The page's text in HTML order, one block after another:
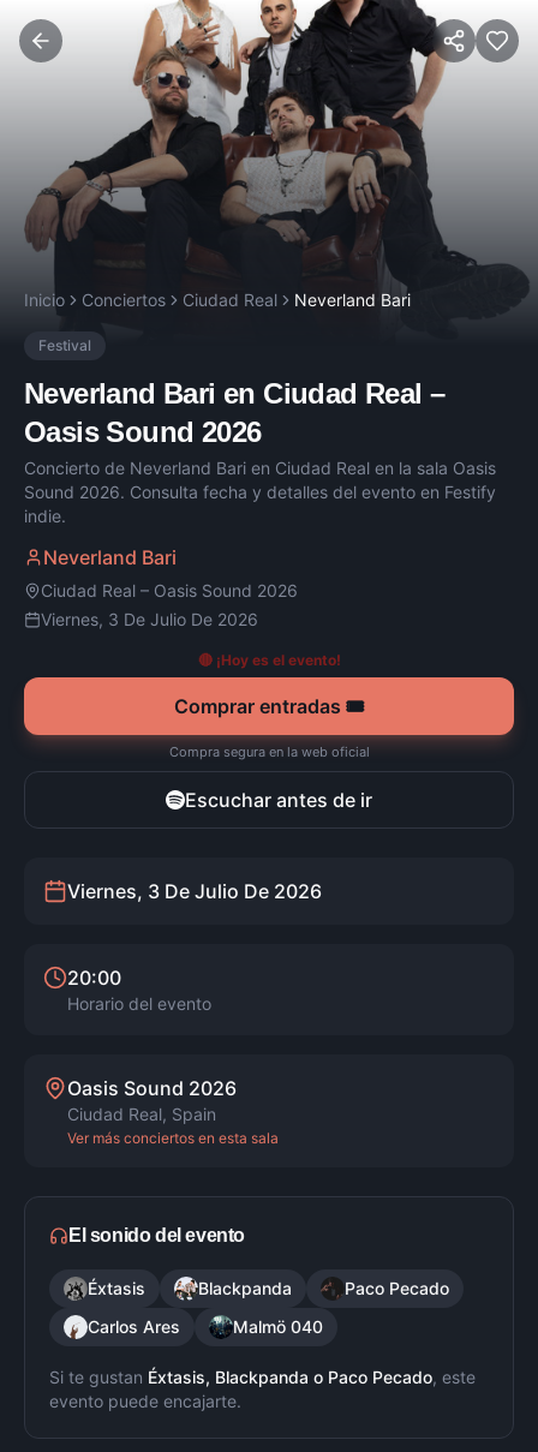
Inicio Conciertos Ciudad Real Neverland Bari
Festival
Neverland Bari en Ciudad Real –
Oasis Sound 2026
Concierto de Neverland Bari en Ciudad Real en la sala Oasis
Sound 2026. Consulta fecha y detalles del evento en Festify
indie.
Neverland Bari
Ciudad Real – Oasis Sound 2026
Viernes, 3 De Julio De 2026
🔴 ¡Hoy es el evento!
Comprar entradas 🎟️
Compra segura en la web oficial
Escuchar antes de ir
Viernes, 3 De Julio De 2026
20:00
Horario del evento
Oasis Sound 2026
Ciudad Real, Spain
Ver más conciertos en esta sala
El sonido del evento
Éxtasis Blackpanda
Paco Pecado
Carlos Ares
Malmö 040
Si te gustan Éxtasis, Blackpanda o Paco Pecado, este
evento puede encajarte.